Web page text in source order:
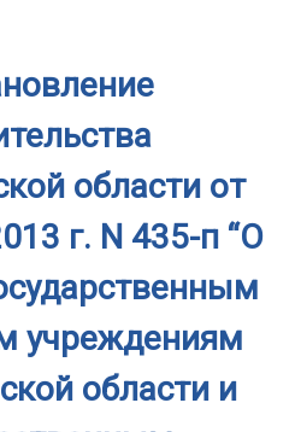
области от
г. N 435-п “О
учреждениям
области и